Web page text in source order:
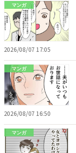
マンガ
2026/08/07 17:05
マンガ
2026/08/07 16:50
マンガ